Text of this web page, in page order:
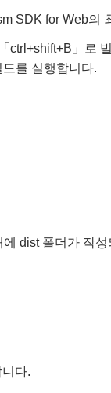
SDK for Web의
」로
드를 실행합니다.
dist 폴더가 작
다.